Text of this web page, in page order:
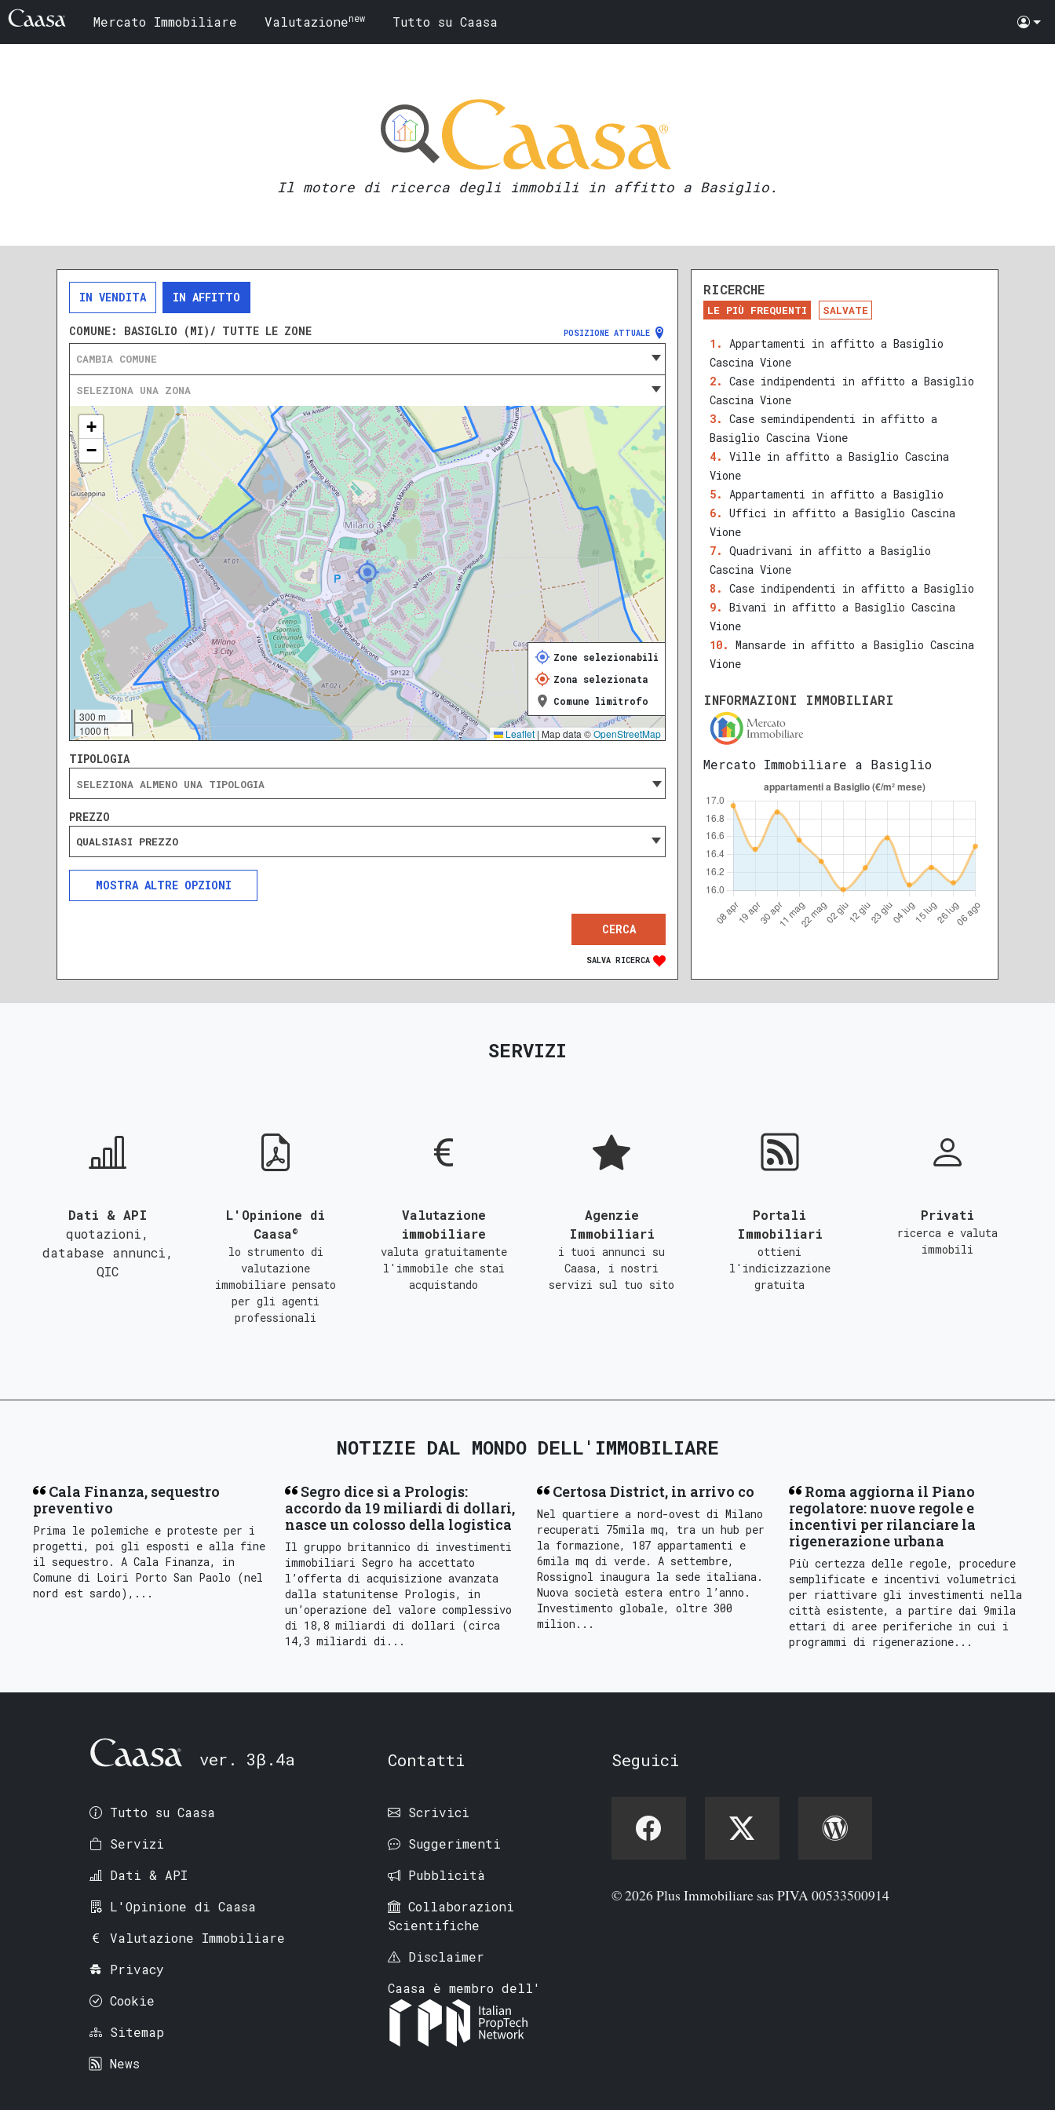
Mercato Immobiliare Valutazionenew Tutto su Caasa
Il motore di ricerca degli immobili in affitto a Basiglio.
IN VENDITA IN AFFITTO
COMUNE: BASIGLIO (MI)/ TUTTE LE ZONE POSIZIONE ATTUALE
CAMBIA COMUNE
SELEZIONA UNA ZONA
+
−
300 m
1000 ft
Leaflet | Map data ©OpenStreetMap
Zone selezionabili
Zona selezionata
Comune limitrofo
TIPOLOGIA
PREZZO
QUALSIASI PREZZO
ALTRE OPZIONI
RISTRUTTURATO
SALVA RICERCA
RICERCHE
LE PIÙ FREQUENTI SALVATE
Appartamenti in affitto a Basiglio
Cascina Vione
Case indipendenti in affitto a Basiglio
Cascina Vione
Case semindipendenti in affitto a
Basiglio Cascina Vione
Ville in affitto a Basiglio Cascina
Vione
Appartamenti in affitto a Basiglio
Uffici in affitto a Basiglio Cascina
Vione
Quadrivani in affitto a Basiglio
Cascina Vione
Case indipendenti in affitto a Basiglio
Bivani in affitto a Basiglio Cascina
Vione
Mansarde in affitto a Basiglio Cascina
Vione
INFORMAZIONI IMMOBILIARI
Mercato Immobiliare a Basiglio
SERVIZI
Dati & API
quotazioni,
database annunci,
QIC
L'Opinione di
Caasa©
lo strumento di
valutazione
immobiliare pensato
per gli agenti
professionali
Valutazione
immobiliare
valuta gratuitamente
l'immobile che stai
acquistando
Agenzie
Immobiliari
i tuoi annunci su
Caasa, i nostri
servizi sul tuo sito
Portali
Immobiliari
ottieni
l'indicizzazione
gratuita
Privati
ricerca e valuta
immobili
NOTIZIE DAL MONDO DELL'IMMOBILIARE
Cala Finanza, sequestro
preventivo
Prima le polemiche e proteste per i
progetti, poi gli esposti e alla fine
il sequestro. A Cala Finanza, in
Comune di Loiri Porto San Paolo (nel
nord est sardo),...
Segro dice sì a Prologis:
accordo da 19 miliardi di dollari,
nasce un colosso della logistica
Il gruppo britannico di investimenti
immobiliari Segro ha accettato
l’offerta di acquisizione avanzata
dalla statunitense Prologis, in
un’operazione del valore complessivo
di 18,8 miliardi di dollari (circa
14,3 miliardi di...
Certosa District, in arrivo co
Nel quartiere a nord-ovest di Milano
recuperati 75mila mq, tra un hub per
la formazione, 187 appartamenti e
6mila mq di verde. A settembre,
Rossignol inaugura la sede italiana.
Nuova società estera entro l’anno.
Investimento globale, oltre 300
milion...
Roma aggiorna il Piano
regolatore: nuove regole e
incentivi per rilanciare la
rigenerazione urbana
Più certezza delle regole, procedure
semplificate e incentivi volumetrici
per riattivare gli investimenti nella
città esistente, a partire dai 9mila
ettari di aree periferiche in cui i
programmi di rigenerazione...
ver. 3β.4a
Tutto su Caasa
Servizi
Dati & API
L'Opinione di Caasa
Valutazione Immobiliare
Privacy
Cookie
Sitemap
News
Contatti
Scrivici
Suggerimenti
Pubblicità
Collaborazioni
Scientifiche
Disclaimer
Caasa è membro dell'
Seguici
© 2026 Plus Immobiliare sas PIVA 00533500914